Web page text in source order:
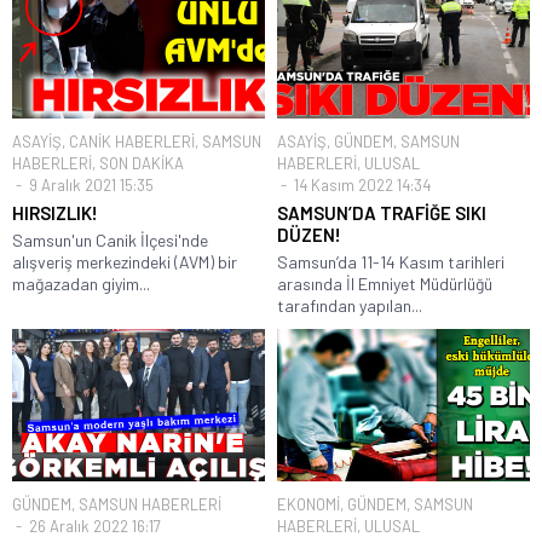
ASAYİŞ, CANİK HABERLERİ, SAMSUN
HABERLERİ, SON DAKİKA
9 Aralık 2021 15:35
HIRSIZLIK!
Samsun'un Canik İlçesi'nde
alışveriş merkezindeki (AVM) bir
mağazadan giyim...
ASAYİŞ, GÜNDEM, SAMSUN
HABERLERİ, ULUSAL
14 Kasım 2022 14:34
SAMSUN’DA TRAFİĞE SIKI
DÜZEN!
Samsun’da 11-14 Kasım tarihleri
arasında İl Emniyet Müdürlüğü
tarafından yapılan...
GÜNDEM, SAMSUN HABERLERİ
26 Aralık 2022 16:17
EKONOMİ, GÜNDEM, SAMSUN
HABERLERİ, ULUSAL